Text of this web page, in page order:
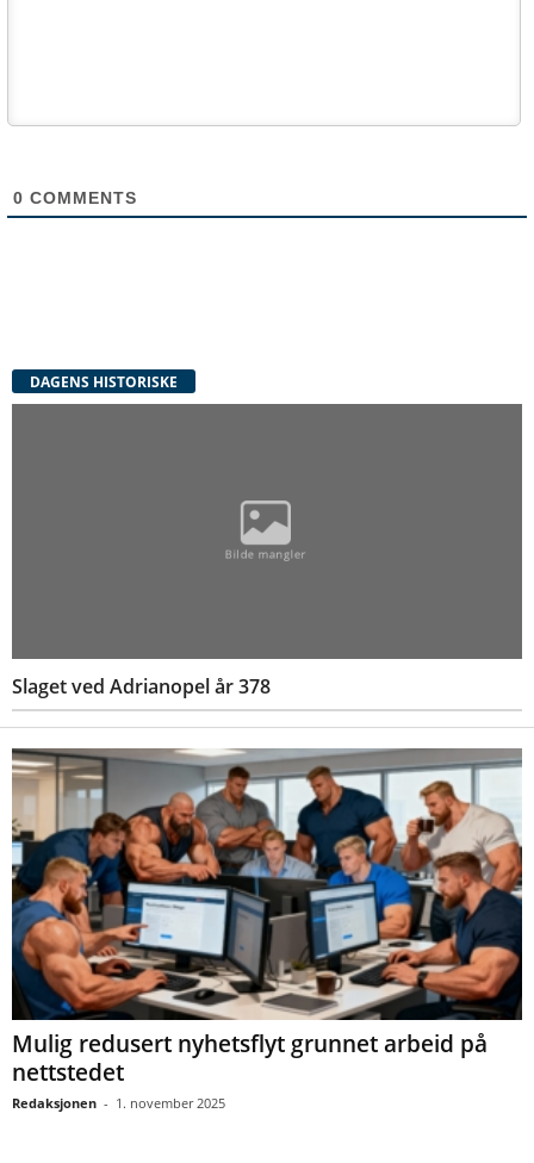
0 COMMENTS
DAGENS HISTORISKE
Slaget ved Adrianopel år 378
Mulig redusert nyhetsflyt grunnet arbeid på
nettstedet
Redaksjonen - 1. november 2025